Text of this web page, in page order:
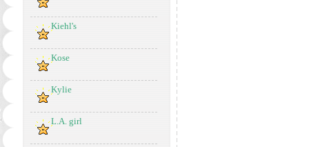
Kiehl's
Kose
Kylie
L.A. girl